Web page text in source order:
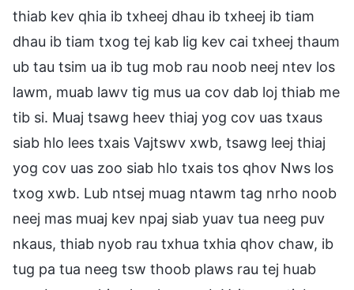
thiab kev qhia ib txheej dhau ib txheej ib tiam
dhau ib tiam txog tej kab lig kev cai txheej thaum
ub tau tsim ua ib tug mob rau noob neej ntev los
lawm, muab lawv tig mus ua cov dab loj thiab me
tib si. Muaj tsawg heev thiaj yog cov uas txaus
siab hlo lees txais Vajtswv xwb, tsawg leej thiaj
yog cov uas zoo siab hlo txais tos qhov Nws los
txog xwb. Lub ntsej muag ntawm tag nrho noob
neej mas muaj kev npaj siab yuav tua neeg puv
nkaus, thiab nyob rau txhua txhia qhov chaw, ib
tug pa tua neeg tsw thoob plaws rau tej huab